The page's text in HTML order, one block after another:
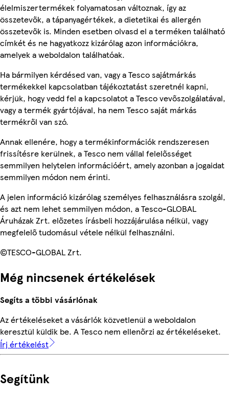
élelmiszertermékek folyamatosan változnak, így az
összetevők, a tápanyagértékek, a dietetikai és allergén
összetevők is. Minden esetben olvasd el a terméken található
címkét és ne hagyatkozz kizárólag azon információkra,
amelyek a weboldalon találhatóak.
Ha bármilyen kérdésed van, vagy a Tesco sajátmárkás
termékekkel kapcsolatban tájékoztatást szeretnél kapni,
kérjük, hogy vedd fel a kapcsolatot a Tesco vevőszolgálatával,
vagy a termék gyártójával, ha nem Tesco saját márkás
termékről van szó.
Annak ellenére, hogy a termékinformációk rendszeresen
frissítésre kerülnek, a Tesco nem vállal felelősséget
semmilyen helytelen információért, amely azonban a jogaidat
semmilyen módon nem érinti.
A jelen információ kizárólag személyes felhasználásra szolgál,
és azt nem lehet semmilyen módon, a Tesco-GLOBAL
Áruházak Zrt. előzetes írásbeli hozzájárulása nélkül, vagy
megfelelő tudomásul vétele nélkül felhasználni.
©TESCO-GLOBAL Zrt.
Még nincsenek értékelések
Segíts a többi vásárlónak
Az értékeléseket a vásárlók közvetlenül a weboldalon
keresztül küldik be. A Tesco nem ellenőrzi az értékeléseket.
Írj értékelést
Segítünk